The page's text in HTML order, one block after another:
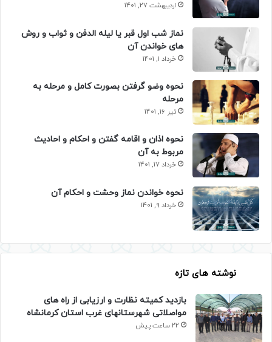
اردیبهشت 27, 1401
نماز شب اول قبر یا لیله الدفن و ثواب و روش
های خواندن آن
خرداد 1, 1401
نحوه وضو گرفتن بصورت کامل و مرحله به
مرحله
تیر 16, 1401
نحوه اذان و اقامه گفتن و احکام و احادیث
مربوط به آن
خرداد 17, 1401
نحوه خواندن نماز وحشت و احکام آن
خرداد 9, 1401
نوشته های تازه
بازدید کمیته نظارت و ارزیابی از راه های
مواصلاتی شهرستانهای غرب استان کرمانشاه
22 ساعت پیش